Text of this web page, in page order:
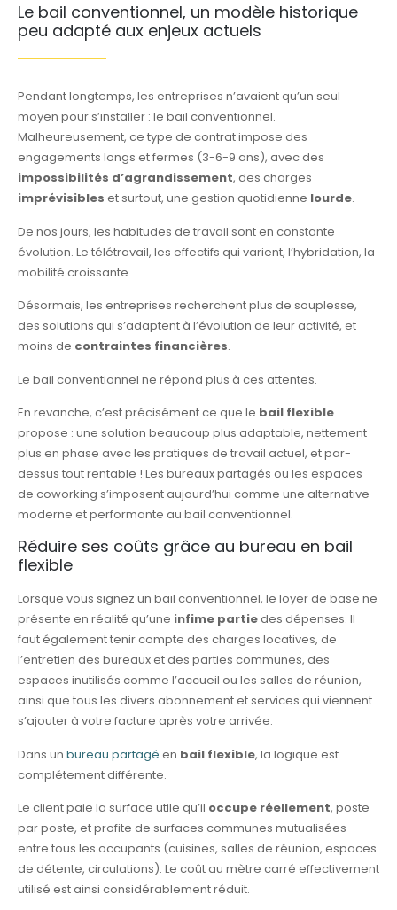
Le bail conventionnel, un modèle historique
peu adapté aux enjeux actuels
Pendant longtemps, les entreprises n’avaient qu’un seul
moyen pour s’installer : le bail conventionnel.
Malheureusement, ce type de contrat impose des
engagements longs et fermes (3-6-9 ans), avec des
impossibilités d’agrandissement, des charges
imprévisibles et surtout, une gestion quotidienne lourde.
De nos jours, les habitudes de travail sont en constante
évolution. Le télétravail, les effectifs qui varient, l’hybridation, la
mobilité croissante…
Désormais, les entreprises recherchent plus de souplesse,
des solutions qui s’adaptent à l’évolution de leur activité, et
moins de contraintes financières.
Le bail conventionnel ne répond plus à ces attentes.
En revanche, c’est précisément ce que le bail flexible
propose : une solution beaucoup plus adaptable, nettement
plus en phase avec les pratiques de travail actuel, et par-
dessus tout rentable ! Les bureaux partagés ou les espaces
de coworking s’imposent aujourd’hui comme une alternative
moderne et performante au bail conventionnel.
Réduire ses coûts grâce au bureau en bail
flexible
Lorsque vous signez un bail conventionnel, le loyer de base ne
présente en réalité qu’une infime partiedes dépenses. Il
faut également tenir compte des charges locatives, de
l’entretien des bureaux et des parties communes, des
espaces inutilisés comme l’accueil ou les salles de réunion,
ainsi que tous les divers abonnement et services qui viennent
s’ajouter à votre facture après votre arrivée.
Dans un bureau partagé en bail flexible, la logique est
complétement différente.
Le client paie la surface utile qu’il occupe réellement, poste
par poste, et profite de surfaces communes mutualisées
entre tous les occupants (cuisines, salles de réunion, espaces
de détente, circulations). Le coût au mètre carré effectivement
utilisé est ainsi considérablement réduit.